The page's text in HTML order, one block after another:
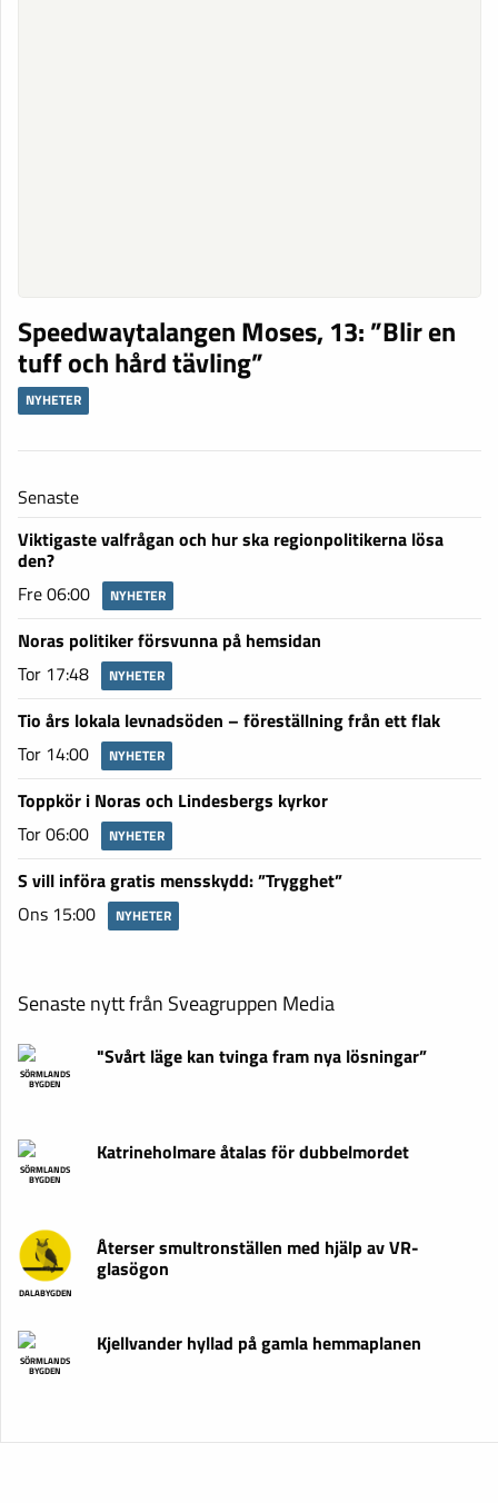
Speedwaytalangen Moses, 13: ”Blir en
tuff och hård tävling”
NYHETER
Senaste
Viktigaste valfrågan och hur ska regionpolitikerna lösa
den?
Fre 06:00
NYHETER
Noras politiker försvunna på hemsidan
Tor 17:48
NYHETER
Tio års lokala levnadsöden – föreställning från ett flak
Tor 14:00
NYHETER
Toppkör i Noras och Lindesbergs kyrkor
Tor 06:00
NYHETER
S vill införa gratis mensskydd: ”Trygghet”
Ons 15:00
NYHETER
Senaste nytt från Sveagruppen Media
SÖRMLANDS
BYGDEN
"Svårt läge kan tvinga fram nya lösningar”
SÖRMLANDS
BYGDEN
Katrineholmare åtalas för dubbelmordet
DALABYGDEN
Återser smultronställen med hjälp av VR-
glasögon
SÖRMLANDS
BYGDEN
Kjellvander hyllad på gamla hemmaplanen